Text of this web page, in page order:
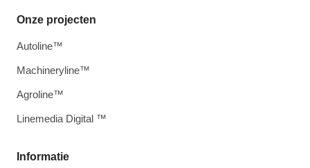
Informatie
Onze projecten
Autoline™
Machineryline™
Agroline™
Linemedia Digital ™